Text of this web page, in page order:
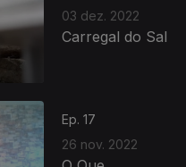
03 dez. 2022
Carregal do Sal
Ep. 17
26 nov. 2022